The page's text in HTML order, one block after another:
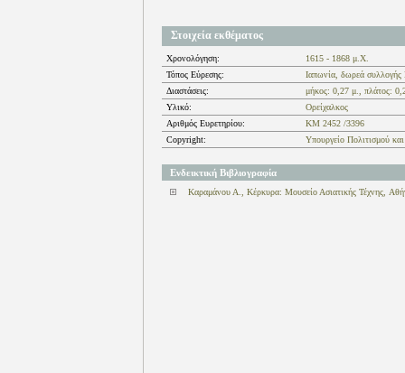
Στοιχεία εκθέματος
Χρονολόγηση:
1615 - 1868 μ.Χ.
Τόπος Εύρεσης:
Ιαπωνία, δωρεά
Διαστάσεις:
μήκος: 0,27 μ., πλάτος:
Υλικό:
Ορείχαλκος
Αριθμός Ευρετηρίου:
ΚΜ 2452 /3396
Copyright:
Υπουργείο Πολιτισμού
Ενδεικτική Βιβλιογραφία
Καραμάνου Α., Κέρκυρα: Μουσείο Ασιατικής Τέχνης,